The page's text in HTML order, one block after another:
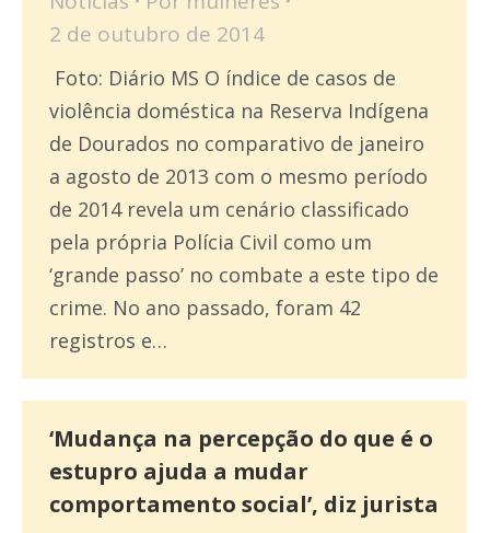
2 de outubro de 2014
Foto: Diário MS O índice de casos de
violência doméstica na Reserva Indígena
de Dourados no comparativo de janeiro
a agosto de 2013 com o mesmo período
de 2014 revela um cenário classificado
pela própria Polícia Civil como um
‘grande passo’ no combate a este tipo de
crime. No ano passado, foram 42
registros e…
‘Mudança na percepção do que é o
estupro ajuda a mudar
comportamento social’, diz jurista